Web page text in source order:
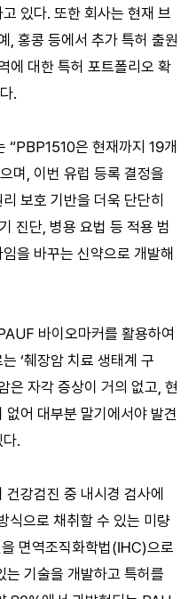
있다. 또한 회사는 현재 브
, 홍콩 등에서 추가 특허 출원
에 대한 특허 포트폴리오 확
.
“PBP1510은 현재까지 19개
며, 이번 유럽 등록 결정을
보호 기반을 더욱 단단히
진단, 병용 요법 등 적용 범
을 바꾸는 신약으로 개발해
바이오마커를 활용하여
‘췌장암 치료 생태계 구
은 자각 증상이 거의 없고, 현
어 대부분 말기에서야 발견
.
강검진 중 내시경 검사에
식으로 채취할 수 있는 미량
면역조직화학법(IHC)으로
는 기술을 개발하고 특허를